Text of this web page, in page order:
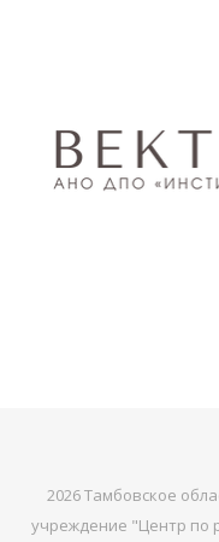
2026 Тамбовское
учреждение "Центр по